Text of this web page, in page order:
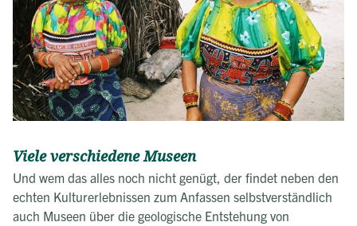
Viele verschiedene Museen
Und wem das alles noch nicht genügt, der findet neben den
echten Kulturerlebnissen zum Anfassen selbstverständlich
auch Museen über die geologische Entstehung von